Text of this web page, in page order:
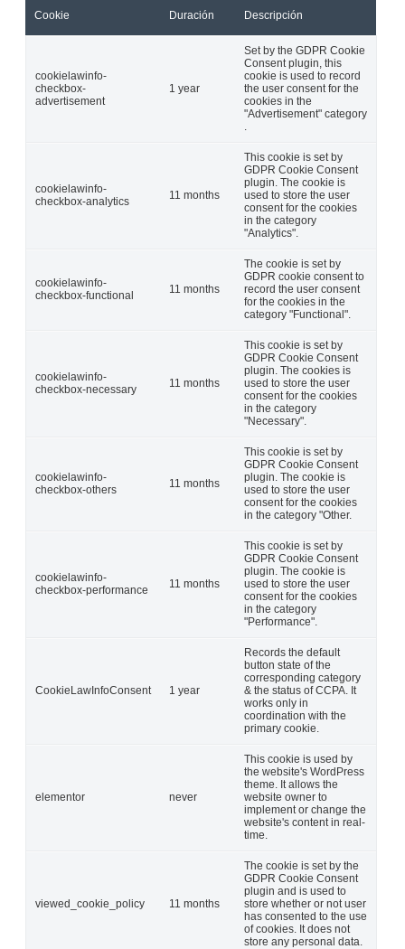
Cookie Duración Descripción
cookielawinfo-
checkbox-
advertisement
1 year
Set by the GDPR Cookie
Consent plugin, this
cookie is used to record
the user consent for the
cookies in the
"Advertisement" category
cookielawinfo-
checkbox-analytics
11 months
This cookie is set by
GDPR Cookie Consent
plugin. The cookie is
used to store the user
consent for the cookies
in the category
"Analytics".
cookielawinfo-
checkbox-functional
11 months
The cookie is set by
GDPR cookie consent to
record the user consent
for the cookies in the
category "Functional".
cookielawinfo-
checkbox-necessary
11 months
This cookie is set by
GDPR Cookie Consent
plugin. The cookies is
used to store the user
consent for the cookies
in the category
"Necessary".
cookielawinfo-
checkbox-others
11 months
This cookie is set by
GDPR Cookie Consent
plugin. The cookie is
used to store the user
consent for the cookies
in the category "Other.
cookielawinfo-
checkbox-performance
11 months
This cookie is set by
GDPR Cookie Consent
plugin. The cookie is
used to store the user
consent for the cookies
in the category
"Performance".
CookieLawInfoConsent 1 year
Records the default
button state of the
corresponding category
& the status of CCPA. It
works only in
coordination with the
primary cookie.
elementor never
This cookie is used by
the website's WordPress
theme. It allows the
website owner to
implement or change the
website's content in real-
time.
viewed_cookie_policy 11 months
The cookie is set by the
GDPR Cookie Consent
plugin and is used to
store whether or not user
has consented to the use
of cookies. It does not
store any personal data.